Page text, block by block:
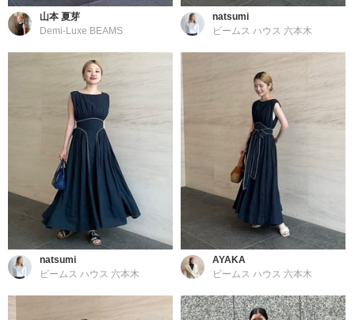
山本 夏芽
Demi-Luxe BEAMS
natsumi
ビームス ハウス 六本木
natsumi
ビームス ハウス 六本木
AYAKA
ビームス ハウス 六本木